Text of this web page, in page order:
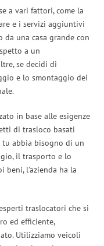
a vari fattori, come la
e i servizi aggiuntivi
da una casa grande con
a un
se decidi di
e lo smontaggio dei
in base alle esigenze
di trasloco basati
tu abbia bisogno di un
il trasporto e lo
l’azienda ha la
traslocatori che si
ed efficiente,
Utilizziamo veicoli